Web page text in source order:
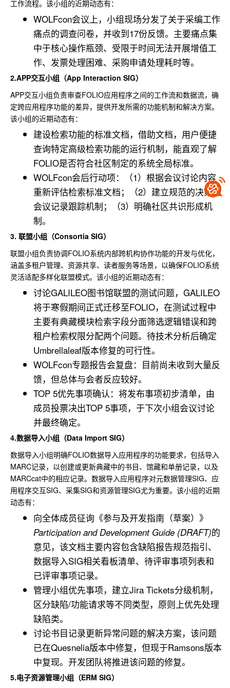
工作流程。该小组的近期动态有：
WOLFcon会议上，小组现场分发了关于采编工作
痛点的调查问卷，并收到17份反馈。主要痛点集
中于核心操作瓶颈、受限于时间无法开展增值工
作、发票处理困难、采购申请处理耗时等。
2.APP交互小组（App Interaction SIG）
APP交互小组负责审查FOLIO应用程序之间的工作流和数据流，确
定跨应用程序功能的差异，提供开发所需的功能机制和解决方案。
该小组的近期动态有：
建设检索功能的标准文档，借助文档，用户便捷
查询特定高级检索功能的运行机制，能直观了解
FOLIO是否符合社区制定的系统全局标准。
WOLFcon会后行动项：（1）根据会议讨论内容
重新评估检索标准文档；（2）建立规范的决策与
会议记录跟踪机制；（3）明确社区共识形成机
制。
3. 联盟小组（Consortia SIG）
联盟小组负责协调FOLIO系统内部跨机构协作功能的开发与优化，
涵盖多租户管理、资源共享、读者服务等场景，以确保FOLIO系统
灵活适配多样化联盟模式。该小组的近期动态有：
讨论GALILEO图书馆联盟的测试问题，GALILEO
将于寒假期间正式迁移至FOLIO，在测试过程中
主要有典藏模块检索字段分面筛选逻辑错误和跨
租户检索权限分配两个问题。待技术分析后确定
Umbrellaleaf版本修复的可行性。
WOLFcon专题报告会复盘：目前尚未收到大量反
馈，但总体与会者反应较好。
TOP 5优先事项确认：将发布事项初步清单，由
成员投票决出TOP 5事项，于下次小组会议讨论
并最终确定。
4.数据导入小组（Data Import SIG）
数据导入小组明确FOLIO数据导入应用程序的功能要求，包括导入
MARC记录，以创建或更新典藏中的书目、馆藏和单册记录，以及
MARCcat中的相应记录。数据导入应用程序对元数据管理SIG、应
用程序交互SIG、采集SIG和资源管理SIG尤为重要。该小组的近期
动态有：
向全体成员征询《参与及开发指南（草案）》
Participation and Development Guide (DRAFT)的
意见，该文档主要内容包含缺陷报告规范指引、
数据导入SIG相关看板清单、待评审事项列表和
已评审事项记录。
管理小组优先事项，建立Jira Tickets分级机制，
区分缺陷/功能请求等不同类型，原则上优先处理
缺陷类。
讨论书目记录更新异常问题的解决方案，该问题
已在Quesnelia版本中修复，但现于Ramsons版本
中复现。开发团队将推进该问题的修复。
5.电子资源管理小组（ERM SIG）